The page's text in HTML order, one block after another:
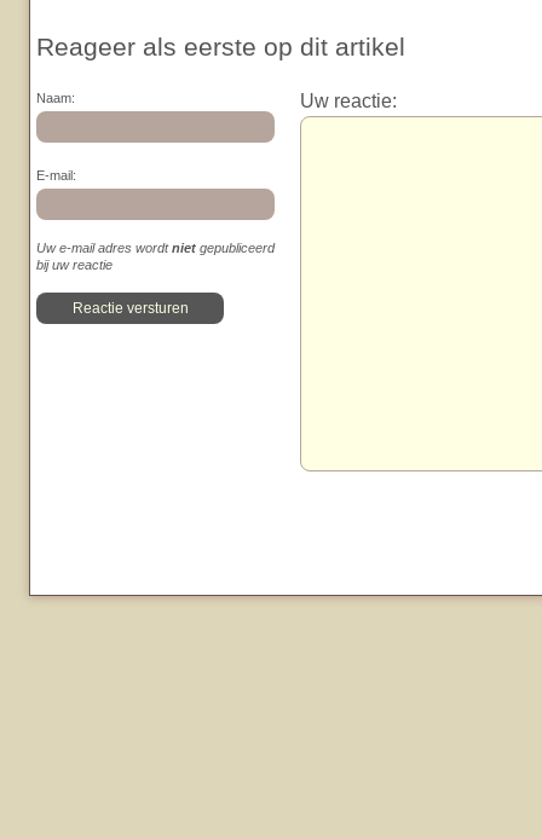
Reageer als eerste op dit artikel
Naam:
E-mail:
Uw e-mail adres wordtniet gepubliceerd
bij uw reactie
Uw reactie: